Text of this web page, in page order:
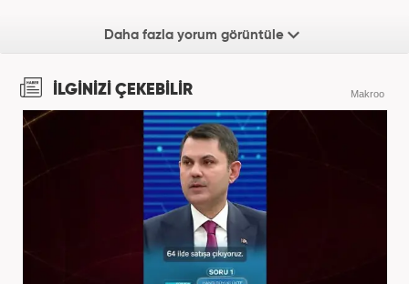
Daha fazla yorum görüntüle
İLGİNİZİ ÇEKEBİLİR Makroo